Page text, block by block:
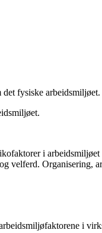
fysiske arbeidsmiljøet.
i
velferd. Organisering,
i